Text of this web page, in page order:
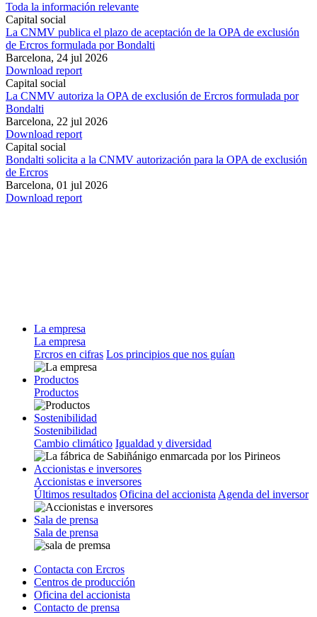
Toda la información relevante
Capital social
La CNMV publica el plazo de aceptación de la OPA de exclusión
de Ercros formulada por Bondalti
Barcelona, 24 jul 2026
Download report
Capital social
La CNMV autoriza la OPA de exclusión de Ercros formulada por
Bondalti
Barcelona, 22 jul 2026
Download report
Capital social
Bondalti solicita a la CNMV autorización para la OPA de exclusión
de Ercros
Barcelona, 01 jul 2026
Download report
La empresa
La empresa
Ercros en cifras Los principios que nos guían
Productos
Productos
Sostenibilidad
Sostenibilidad
Cambio climático Igualdad y diversidad
Accionistas e inversores
Accionistas e inversores
Últimos resultados Oficina del accionista Agenda del inversor
Sala de prensa
Sala de prensa
Contacta con Ercros
Centros de producción
Oficina del accionista
Contacto de prensa